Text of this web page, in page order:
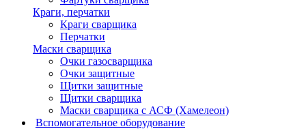
Краги, перчатки
Краги сварщика
Перчатки
Маски сварщика
Очки газосварщика
Очки защитные
Щитки защитные
Щитки сварщика
Маски сварщика с АСФ (Хамелеон)
Вспомогательное оборудование